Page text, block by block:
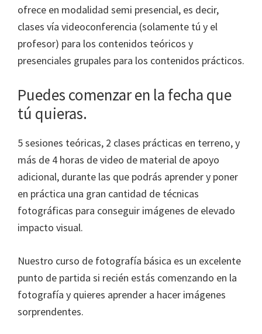
ofrece en modalidad semi presencial, es decir,
clases vía videoconferencia (solamente tú y el
profesor) para los contenidos teóricos y
presenciales grupales para los contenidos prácticos.
Puedes comenzar en la fecha que
tú quieras.
5 sesiones teóricas, 2 clases prácticas en terreno, y
más de 4 horas de video de material de apoyo
adicional, durante las que podrás aprender y poner
en práctica una gran cantidad de técnicas
fotográficas para conseguir imágenes de elevado
impacto visual.
Nuestro curso de fotografía básica es un excelente
punto de partida si recién estás comenzando en la
fotografía y quieres aprender a hacer imágenes
sorprendentes.